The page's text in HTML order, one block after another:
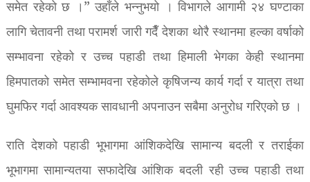
समेत रहेको छ ।” उहाँले भन्नुभयो । विभागले आगामी २४ घण्टाका
लागि चेतावनी तथा परामर्श जारी गदैँ देशका थोरै स्थानमा हल्का वर्षाको
सम्भावना रहेको र उच्च पहाडी तथा हिमाली भेगका केही स्थानमा
हिमपातको समेत सम्भामवना रहेकोले कृषिजन्य कार्य गर्दा र यात्रा तथा
घुमफिर गर्दा आवश्यक सावधानी अपनाउन सबैमा अनुरोध गरिएको छ ।
राति देशको पहाडी भूभागमा आंशिकदेखि सामान्य बदली र तराईका
भूभागमा सामान्यतया सफादेखि आंशिक बदली रही उच्च पहाडी तथा